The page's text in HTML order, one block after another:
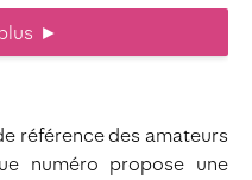
►
référence des amateurs
numéro propose une